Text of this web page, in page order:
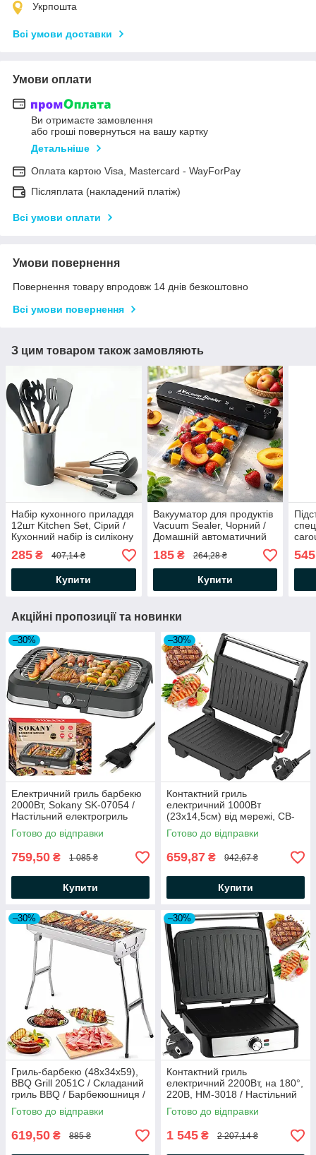
Укрпошта
Всі умови доставки
Умови оплати
Ви отримаєте замовлення
або гроші повернуться на вашу картку
Детальніше
Оплата картою Visa, Mastercard - WayForPay
Післяплата (накладений платіж)
Всі умови оплати
Умови повернення
Повернення товару впродовж 14 днів безкоштовно
Всі умови повернення
З цим товаром також замовляють
Набір кухонного приладдя
12шт Kitchen Set, Сірий /
Кухонний набір із силікону
285 ₴ 407,14 ₴
Купити
Вакууматор для продуктів
Vacuum Sealer, Чорний /
Домашній автоматичний
185₴ 264,28 ₴
Купити
545
Акційні пропозиції та новинки
–30%
Електричний гриль барбекю
2000Вт, Sokany SK-07054 /
Настільний електрогриль
відкритий / Бездимний гриль
Готово до відправки
759,50 ₴ 1 085 ₴
Купити
–30%
Контактний гриль
електричний 1000Вт
(23х14,5см) від мережі, CB-
1081 / Електрогриль /
Притискний гриль для дому
Готово до відправки
659,87 ₴ 942,67 ₴
Купити
–30%
Гриль-барбекю (48х34х59),
BBQ Grill 2051С / Складаний
гриль BBQ / Барбекюшниця /
Гриль для дому / Мангал
Готово до відправки
619,50 ₴ 885 ₴
–30%
Контактний гриль
електричний 2200Вт, на 180°,
220В, HM-3018 / Настільний
електрогриль / Міні гриль для
дому
Готово до відправки
1 545 ₴ 2 207,14 ₴